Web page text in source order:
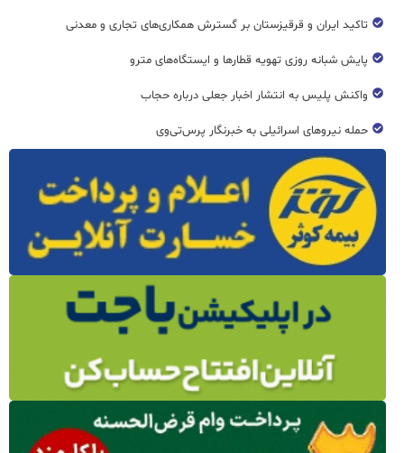
تاکید ایران و قرقیزستان بر گسترش همکاری‌های تجاری و معدنی
پایش شبانه روزی تهویه قطار‌ها و ایستگاه‌های مترو
واکنش پلیس به انتشار اخبار جعلی درباره حجاب
حمله نیروهای اسرائیلی به خبرنگار پرس‌تی‌وی